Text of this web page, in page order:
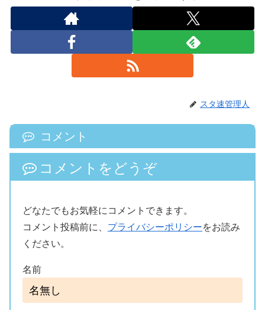
スタ速管理人
コメント
コメントをどうぞ
どなたでもお気軽にコメントできます。
コメント投稿前に、 プライバシーポリシーをお読み
ください。
名前